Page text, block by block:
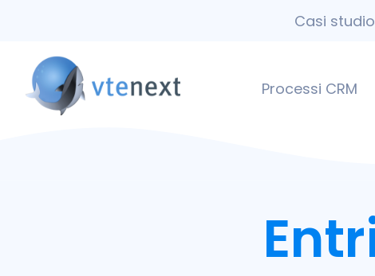
Casi studio
Processi CRM